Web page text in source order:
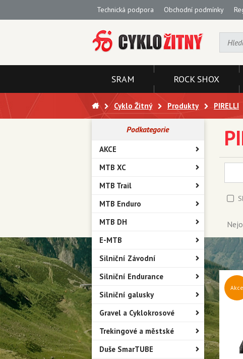
Technická podpora Obchodní podmínky
SRAM ROCK SHOX
Cyklo Žitný Produkty PIRELLI
Podkategorie
AKCE
MTB XC
MTB Trail
MTB Enduro
MTB DH
E-MTB
Silniční Závodní
Silniční Endurance
Silniční galusky
Gravel a Cyklokrosové
Trekingové a městské
Duše SmarTUBE
Akce